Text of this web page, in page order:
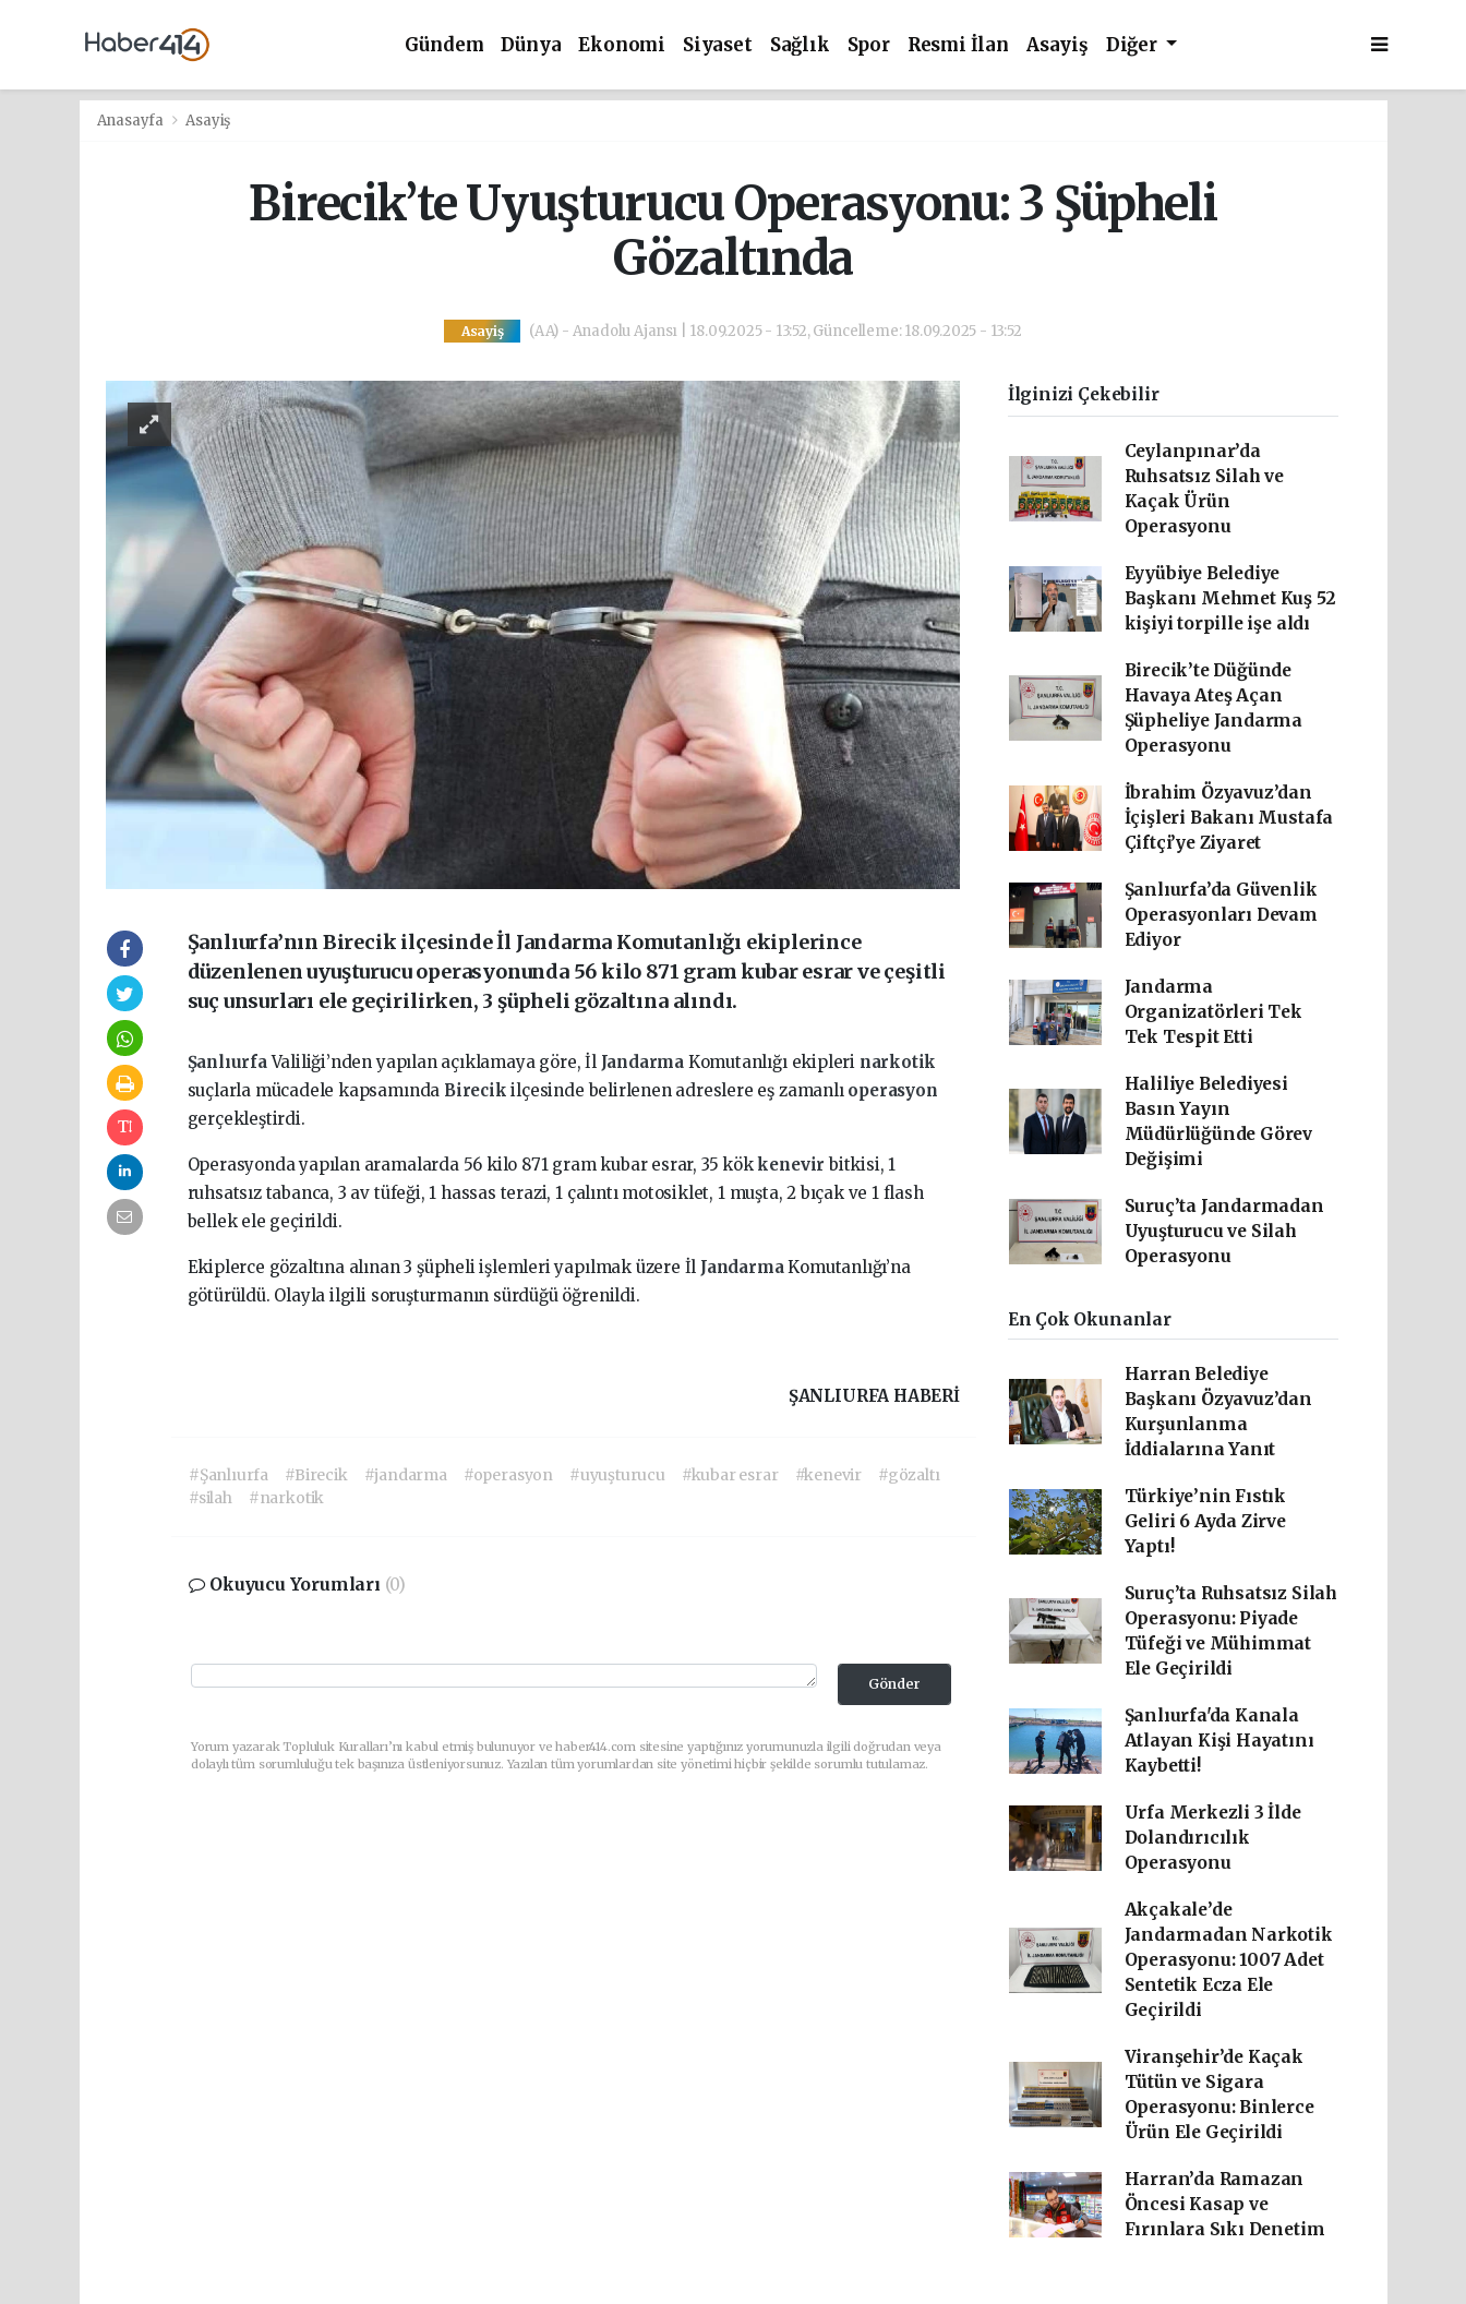
Gündem Dünya Ekonomi Siyaset Sağlık Spor Resmi İlan Asayiş Diğer
Anasayfa Asayiş
Birecik’te Uyuşturucu Operasyonu: 3 Şüpheli
Gözaltında
Asayiş (AA) - Anadolu Ajansı | 18.09.2025 - 13:52, Güncelleme: 18.09.2025 - 13:52
Şanlıurfa’nın Birecik ilçesinde İl Jandarma Komutanlığı ekiplerince
düzenlenen uyuşturucu operasyonunda 56 kilo 871 gram kubar esrar ve çeşitli
suç unsurları ele geçirilirken, 3 şüpheli gözaltına alındı.
ŞanlıurfaValiliği’nden yapılan açıklamaya göre, İl Jandarma Komutanlığı ekipleri narkotik
suçlarla mücadele kapsamında Birecikilçesinde belirlenen adreslere eş zamanlı operasyon
gerçekleştirdi.
Operasyonda yapılan aramalarda 56 kilo 871 gram kubar esrar, 35 kökkenevirbitkisi, 1
ruhsatsız tabanca, 3 av tüfeği, 1 hassas terazi, 1 çalıntı motosiklet, 1 muşta, 2 bıçak ve 1 flash
bellek ele geçirildi.
Ekiplerce gözaltına alınan 3 şüpheli işlemleri yapılmak üzere İl JandarmaKomutanlığı’na
götürüldü. Olayla ilgili soruşturmanın sürdüğü öğrenildi.
ŞANLIURFA HABERİ
#Şanlıurfa #Birecik #jandarma #operasyon #uyuşturucu #kubar esrar #kenevir
#gözaltı
#silah
#narkotik
Okuyucu Yorumları (0)
Gönder
Yorum yazarak Topluluk Kuralları’nı kabul etmiş bulunuyor ve haber414.com sitesine yaptığınız yorumunuzla ilgili doğrudan veya
dolaylı tüm sorumluluğu tek başınıza üstleniyorsunuz. Yazılan tüm yorumlardan site yönetimi hiçbir şekilde sorumlu tutulamaz.
İlginizi Çekebilir
Ceylanpınar’da
Ruhsatsız Silah ve
Kaçak Ürün
Operasyonu
Eyyübiye Belediye
Başkanı Mehmet Kuş 52
kişiyi torpille işe aldı
Birecik’te Düğünde
Havaya Ateş Açan
Şüpheliye Jandarma
Operasyonu
İbrahim Özyavuz’dan
İçişleri Bakanı Mustafa
Çiftçi’ye Ziyaret
Şanlıurfa’da Güvenlik
Operasyonları Devam
Ediyor
Jandarma
Organizatörleri Tek
Tek Tespit Etti
Haliliye Belediyesi
Basın Yayın
Müdürlüğünde Görev
Değişimi
Suruç’ta Jandarmadan
Uyuşturucu ve Silah
Operasyonu
En Çok Okunanlar
Harran Belediye
Başkanı Özyavuz’dan
Kurşunlanma
İddialarına Yanıt
Türkiye’nin Fıstık
Geliri 6 Ayda Zirve
Yaptı!
Suruç’ta Ruhsatsız Silah
Operasyonu: Piyade
Tüfeği ve Mühimmat
Ele Geçirildi
Şanlıurfa'da Kanala
Atlayan Kişi Hayatını
Kaybetti!
Urfa Merkezli 3 İlde
Dolandırıcılık
Operasyonu
Akçakale’de
Jandarmadan Narkotik
Operasyonu: 1007 Adet
Sentetik Ecza Ele
Geçirildi
Viranşehir’de Kaçak
Tütün ve Sigara
Operasyonu: Binlerce
Ürün Ele Geçirildi
Harran’da Ramazan
Öncesi Kasap ve
Fırınlara Sıkı Denetim